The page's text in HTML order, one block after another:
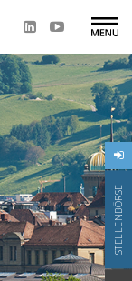
STELLENBÖRSE